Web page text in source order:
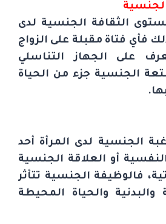
الثقافة الجنسية لدى
فأي فتاة مقبلة على الزواج
على الجهاز التناسلي
الجنسية جزء من الحياة
الجنسية لدى المرأة أحد
أو العلاقة الجنسية
فالوظيفة الجنسية تتأثر
والحياة المحيطة